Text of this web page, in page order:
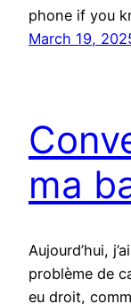
phone if you
March 19,
ma
Aujourd’hui,
problème de
eu droit,